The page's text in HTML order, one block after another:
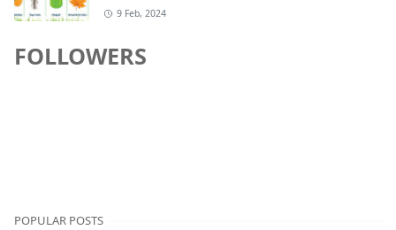
9 Feb, 2024
FOLLOWERS
POPULAR POSTS